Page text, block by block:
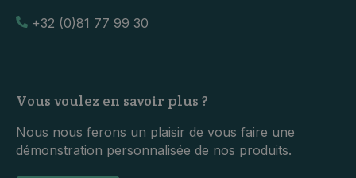
+32 (0)81 77 99 30
Vous voulez en savoir plus ?
Nous nous ferons un plaisir de vous faire une
démonstration personnalisée de nos produits.